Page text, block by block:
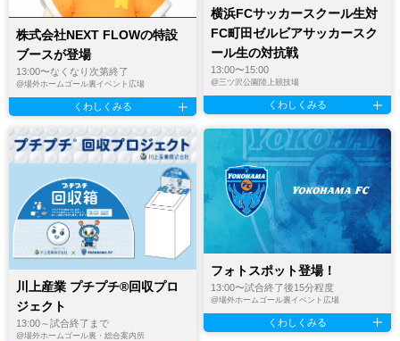
株式会社NEXT FLOWの特設
ブースが登場
13:00〜なくなり次第終了
@場外ホームゴール裏イベント広場
くわしくみる
横浜FCサッカースクール生対
FC町田ゼルビアサッカースク
ール生の対抗戦
13:00〜15:00
@三ツ沢公園陸上競技場
くわしくみる
川上産業 プチプチ®︎回収プロ
ジェクト
13:00～試合終了まで
@場外ホームゴール裏・総合案内所
フォトスポット登場！
13:00〜試合終了後15分程度
@場外ホームゴール裏イベント広場
くわしくみる